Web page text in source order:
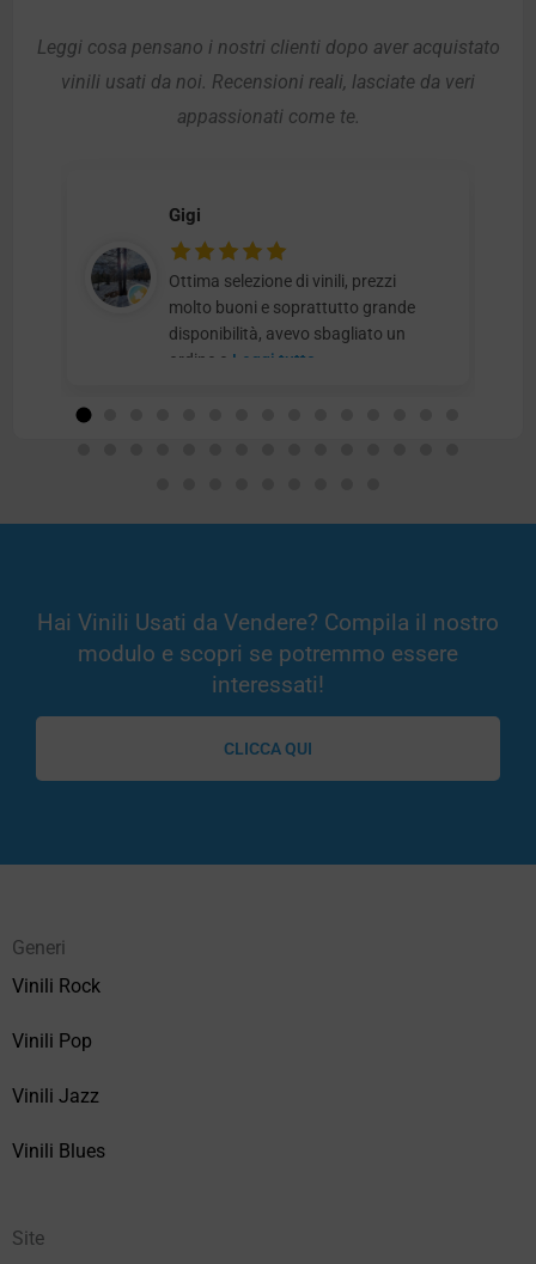
Leggi cosa pensano i nostri clienti dopo aver acquistato
vinili usati da noi. Recensioni reali, lasciate da veri
appassionati come te.
Gigi
Ottima selezione di vinili, prezzi
molto buoni e soprattutto grande
disponibilità, avevo sbagliato un
ordine e Leggi tutto
Hai Vinili Usati da Vendere? Compila il nostro
modulo e scopri se potremmo essere
interessati!
CLICCA QUI
Generi
Vinili Rock
Vinili Pop
Vinili Jazz
Vinili Blues
Site